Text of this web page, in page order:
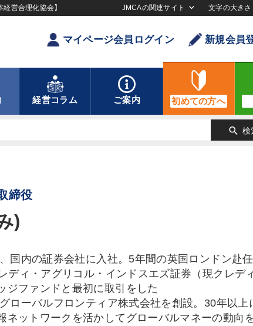
営合理化協会】 JMCAの関連サイト 文字の大きさ
マイページ会員ログイン 新規会員
経営コラム ご案内 初めての方へ
search 検
締役
)
国内の証券会社に入社。5年間の英国ロンドン赴任
ディ・アグリコル・インドスエズ証券（現クレデ
ジファンドと最初に取引をした
ローバルフロンティア株式会社を創設。30年以上
ネットワークを活かしてグローバルマネーの動向